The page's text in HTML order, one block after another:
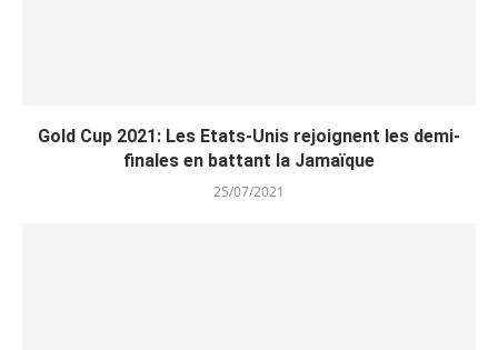
Gold Cup 2021: Les Etats-Unis rejoignent les demi-
finales en battant la Jamaïque
25/07/2021